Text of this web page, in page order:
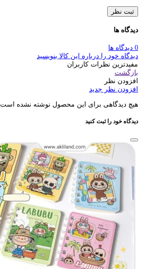
ثبت نظر
دیدگاه ها
0 دیدگاه ها
دیدگاه خود را درباره این کالا بنویسید
مفیدترین نظرات کاربران
بازگشت
افزودن نظر
افزودن نظر جدید
هیچ دیدگاهی برای این محصول نوشته نشده است.
دیدگاه خود را ثبت کنید